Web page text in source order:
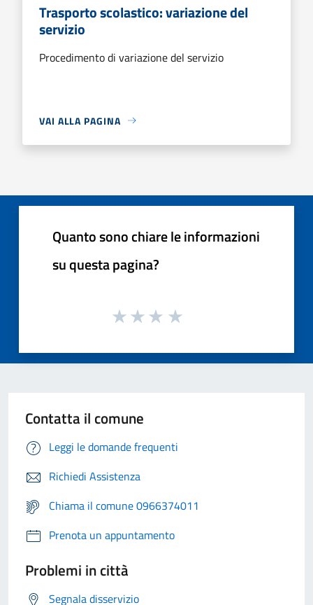
Trasporto scolastico: variazione del
servizio
Procedimento di variazione del servizio
VAI ALLA PAGINA
Quanto sono chiare le informazioni
su questa pagina?
Contatta il comune
Leggi le domande frequenti
Richiedi Assistenza
Chiama il comune 0966374011
Prenota un appuntamento
Problemi in città
Segnala disservizio